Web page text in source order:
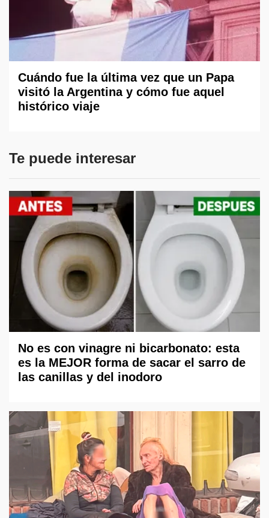
Cuándo fue la última vez que un Papa
visitó la Argentina y cómo fue aquel
histórico viaje
Te puede interesar
No es con vinagre ni bicarbonato: esta
es la MEJOR forma de sacar el sarro de
las canillas y del inodoro